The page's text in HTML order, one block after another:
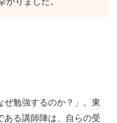
ぜ勉強するのか？」。東
ある講師陣は、自らの受